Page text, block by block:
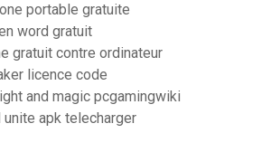
portable gratuite
word gratuit
gratuit contre ordinateur
licence code
and magic pcgamingwiki
apk telecharger